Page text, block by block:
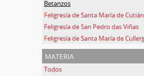
Betanzos
Feligresía de Santa María de Cutián
Feligresía de San Pedro das Viñas
materia
Todos